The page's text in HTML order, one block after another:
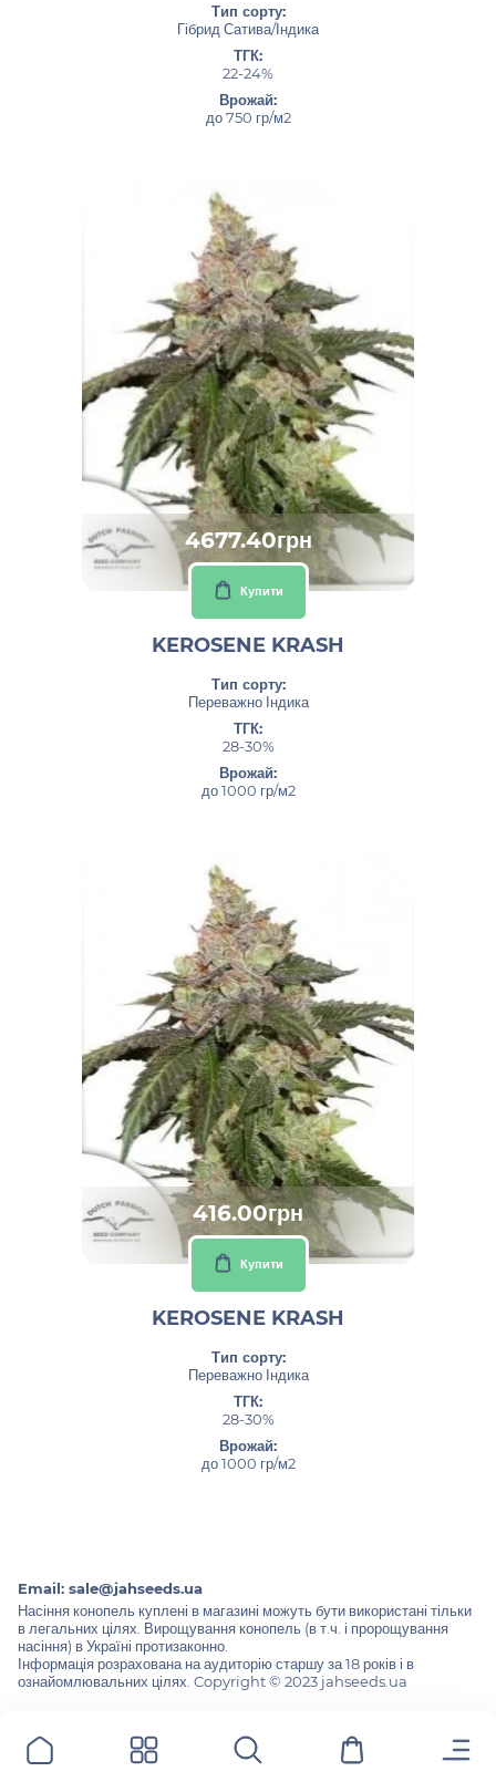
Тип сорту:
Гібрид Сатива/Індика
ТГК:
22-24%
Врожай:
до 750 гр/м2
4677.40грн
Купити
KEROSENE KRASH
Тип сорту:
Переважно Індика
ТГК:
28-30%
Врожай:
до 1000 гр/м2
416.00грн
Купити
KEROSENE KRASH
Тип сорту:
Переважно Індика
ТГК:
28-30%
Врожай:
до 1000 гр/м2
Email: sale@jahseeds.ua
Насіння конопель куплені в магазині можуть бути використані тільки
в легальних цілях. Вирощування конопель (в т.ч. і пророщування
насіння) в Україні протизаконно.
Інформація розрахована на аудиторію старшу за 18 років і в
ознайомлювальних цілях. Copyright © 2023 jahseeds.ua